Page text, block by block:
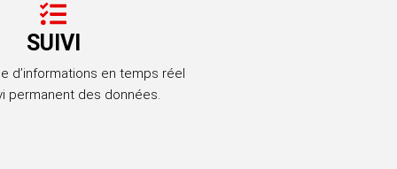
SUIVI
d’informations en temps réel
permanent des données.